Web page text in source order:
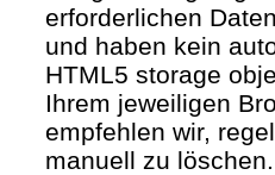
erforderlichen
und haben kein
HTML5 storage
Ihrem jeweiligen
empfehlen wir,
manuell zu löschen.